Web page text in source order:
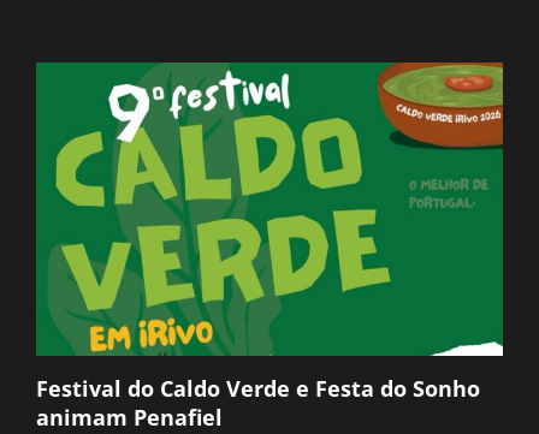
Festival do Caldo Verde e Festa do Sonho
animam Penafiel